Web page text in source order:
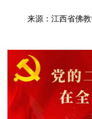
来源：江西省佛教